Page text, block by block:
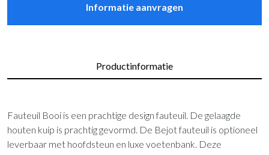
Informatie aanvragen
Productinformatie
Fauteuil Booi is een prachtige design fauteuil. De gelaagde
houten kuip is prachtig gevormd. De Bejot fauteuil is optioneel
leverbaar met hoofdsteun en luxe voetenbank. Deze